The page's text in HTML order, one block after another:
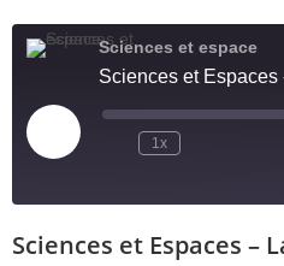
Sciences et espace
Sciences et Espaces
1x
SHARE
Sciences et Espaces –